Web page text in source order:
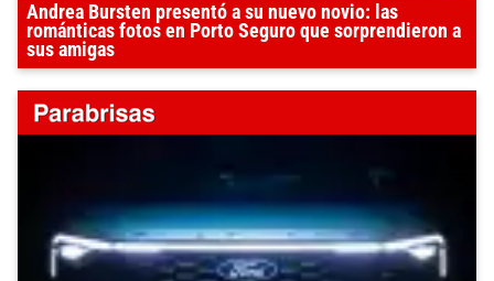
Andrea Bursten presentó a su nuevo novio: las
románticas fotos en Porto Seguro que sorprendieron a
sus amigas